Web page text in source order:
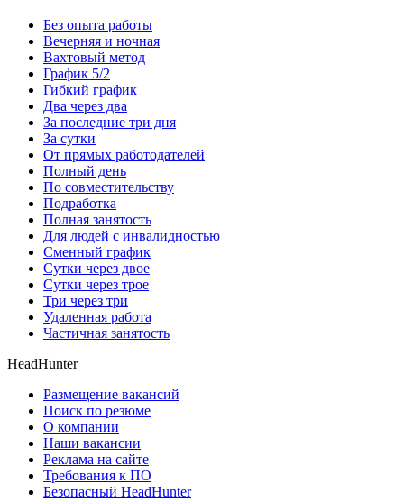
Без опыта работы
Вечерняя и ночная
Вахтовый метод
График 5/2
Гибкий график
Два через два
За последние три дня
За сутки
От прямых работодателей
Полный день
По совместительству
Подработка
Полная занятость
Для людей с инвалидностью
Сменный график
Сутки через двое
Сутки через трое
Три через три
Удаленная работа
Частичная занятость
HeadHunter
Размещение вакансий
Поиск по резюме
О компании
Наши вакансии
Реклама на сайте
Требования к ПО
Безопасный HeadHunter